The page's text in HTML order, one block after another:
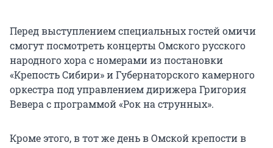
Перед выступлением специальных гостей омичи
смогут посмотреть концерты Омского русского
народного хора с номерами из постановки
«Крепость Сибири» и Губернаторского камерного
оркестра под управлением дирижера Григория
Вевера с программой «Рок на струнных».
Кроме этого, в тот же день в Омской крепости в